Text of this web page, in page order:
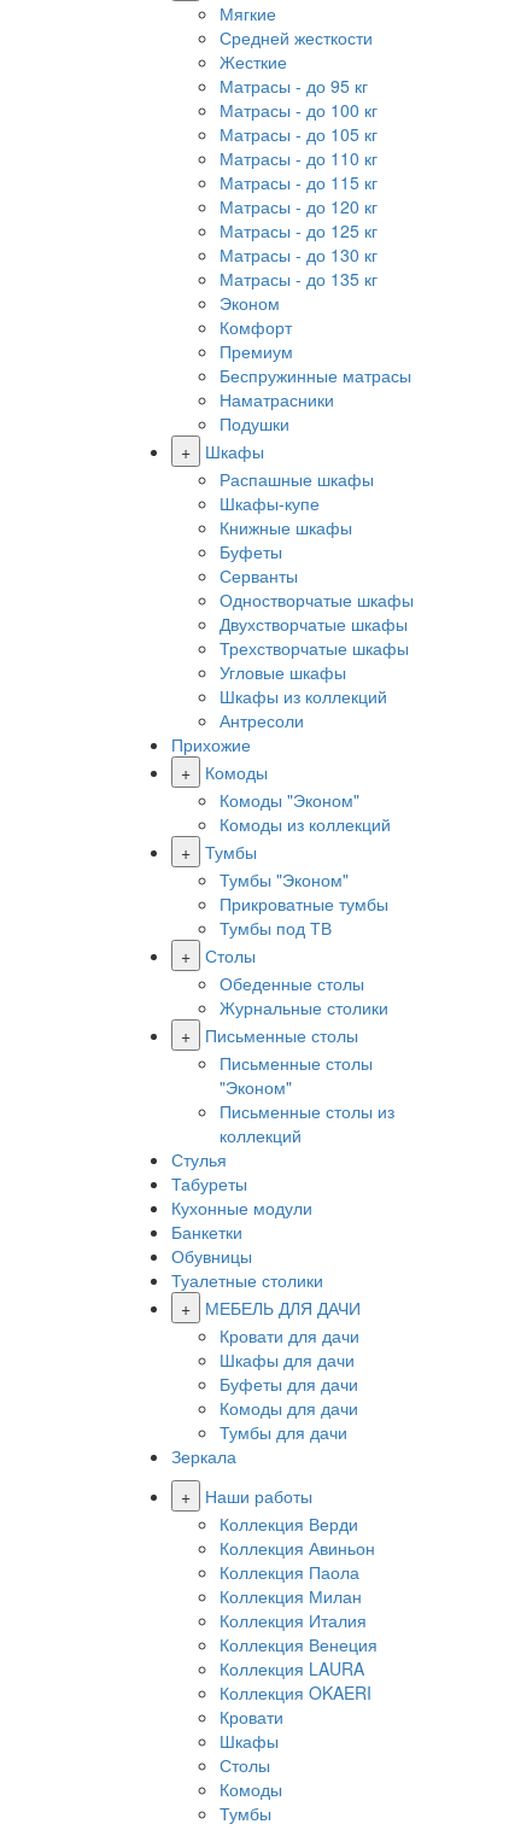
Мягкие
Средней жесткости
Жесткие
Матрасы - до 95 кг
Матрасы - до 100 кг
Матрасы - до 105 кг
Матрасы - до 110 кг
Матрасы - до 115 кг
Матрасы - до 120 кг
Матрасы - до 125 кг
Матрасы - до 130 кг
Матрасы - до 135 кг
Эконом
Комфорт
Премиум
Беспружинные матрасы
Наматрасники
Подушки
+
Шкафы
Распашные шкафы
Шкафы-купе
Книжные шкафы
Буфеты
Серванты
Одностворчатые шкафы
Двухстворчатые шкафы
Трехстворчатые шкафы
Угловые шкафы
Шкафы из коллекций
Антресоли
Прихожие
+
Комоды
Комоды "Эконом"
Комоды из коллекций
+ Тумбы
Тумбы "Эконом"
Прикроватные тумбы
Тумбы под ТВ
+ Столы
Обеденные столы
Журнальные столики
+
Письменные столы
Письменные столы
"Эконом"
Письменные столы из
коллекций
Стулья
Табуреты
Кухонные модули
Банкетки
Обувницы
Туалетные столики
+
МЕБЕЛЬ ДЛЯ ДАЧИ
Кровати для дачи
Шкафы для дачи
Буфеты для дачи
Комоды для дачи
Тумбы для дачи
Зеркала
+
Наши работы
Коллекция Верди
Коллекция Авиньон
Коллекция Паола
Коллекция Милан
Коллекция Италия
Коллекция Венеция
Коллекция LAURA
Коллекция OKAERI
Кровати
Шкафы
Столы
Комоды
Тумбы